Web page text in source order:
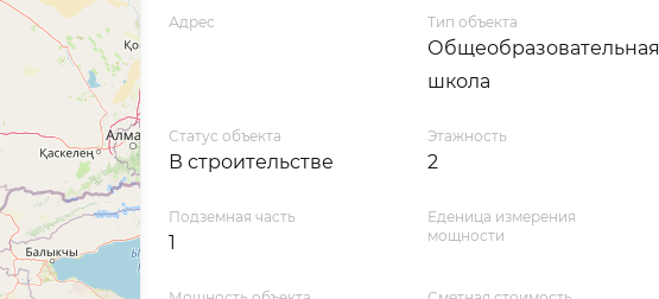
Адрес Тип объекта
Общеобразовательная
школа
Статус объекта
В строительстве
Этажность
2
Подземная часть
1
Еденица измерения
мощности